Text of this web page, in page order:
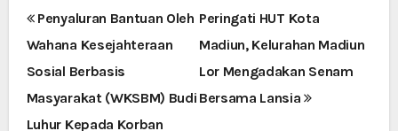
N
a
v
Penyaluran Bantuan Oleh
Wahana Kesejahteraan
Sosial Berbasis
Masyarakat (WKSBM) Budi
Luhur Kepada Korban
Peringati HUT Kota
Madiun, Kelurahan Madiun
Lor Mengadakan Senam
Bersama Lansia